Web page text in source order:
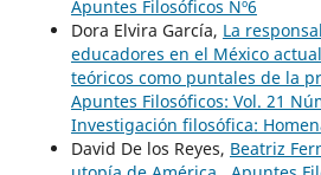
Apuntes Filosóficos Nº6
Dora Elvira García, La
educadores en el México
teóricos como puntales de la
Apuntes Filosóficos: Vol. 21
Investigación filosófica:
David De los Reyes, Beatriz